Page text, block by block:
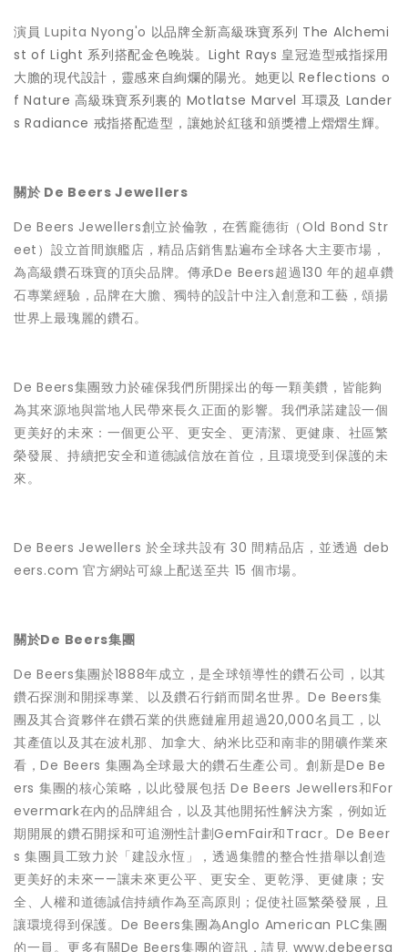
演員Lupita Nyong'o 以品牌全新高級珠寶系列 The Alchemi
st of Light 系列搭配金色晚裝。Light Rays 皇冠造型戒指採用
大膽的現代設計，靈感來自絢爛的陽光。她更以 Reflections o
f Nature 高級珠寶系列裏的 Motlatse Marvel 耳環及 Lander
s Radiance 戒指搭配造型，讓她於紅毯和頒獎禮上熠熠生輝。
關於 De Beers Jewellers
De Beers Jewellers創立於倫敦，在舊龐德街（Old Bond Str
eet）設立首間旗艦店，精品店銷售點遍布全球各大主要市場，
為高級鑽石珠寶的頂尖品牌。傳承De Beers超過130 年的超卓鑽
石專業經驗，品牌在大膽、獨特的設計中注入創意和工藝，頌揚
世界上最瑰麗的鑽石。
De Beers集團致力於確保我們所開採出的每一顆美鑽，皆能夠
為其來源地與當地人民帶來長久正面的影響。我們承諾建設一個
更美好的未來：一個更公平、更安全、更清潔、更健康、社區繁
榮發展、持續把安全和道德誠信放在首位，且環境受到保護的未
來。
De Beers Jewellers 於全球共設有 30 間精品店，並透過 deb
eers.com 官方網站可線上配送至共 15 個市場。
關於De Beers集團
De Beers集團於1888年成立，是全球領導性的鑽石公司，以其
鑽石探測和開採專業、以及鑽石行銷而聞名世界。De Beers集
團及其合資夥伴在鑽石業的供應鏈雇用超過20,000名員工，以
其產值以及其在波札那、加拿大、納米比亞和南非的開礦作業來
看，De Beers 集團為全球最大的鑽石生產公司。創新是De Be
ers 集團的核心策略，以此發展包括 De Beers Jewellers和For
evermark在內的品牌組合，以及其他開拓性解決方案，例如近
期開展的鑽石開採和可追溯性計劃GemFair和Tracr。De Beer
s 集團員工致力於「建設永恆」，透過集體的整合性措舉以創造
更美好的未來——讓未來更公平、更安全、更乾淨、更健康；安
全、人權和道德誠信持續作為至高原則；促使社區繁榮發展，且
讓環境得到保護。De Beers集團為Anglo American PLC集團
的一員。更多有關De Beers集團的資訊，請見 www.debeersg